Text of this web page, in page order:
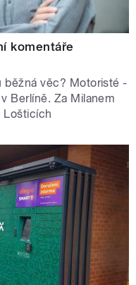
komentáře
běžná věc? Motoristé -
Berlíně. Za Milanem
Lošticích